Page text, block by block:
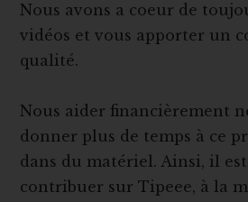
Nous avons a coeur de
vidéos et vous apporter un
qualité.
Nous aider financièrement
donner plus de temps à ce
dans du matériel. Ainsi, il
contribuer sur Tipeee, à la